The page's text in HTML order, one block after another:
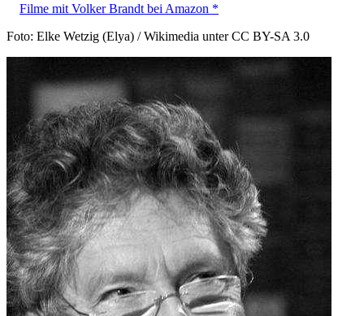
Filme mit Volker Brandt bei Amazon *
Foto: Elke Wetzig (Elya) / Wikimedia unter CC BY-SA 3.0